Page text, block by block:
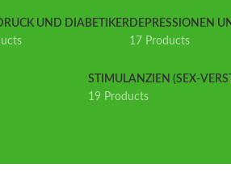
UND DIABETIKER DEPRESSIONEN
17 Products
STIMULANZIEN (SEX-
19 Products